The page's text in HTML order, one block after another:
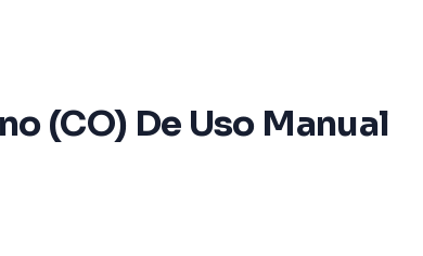
(CO) De Uso Manual